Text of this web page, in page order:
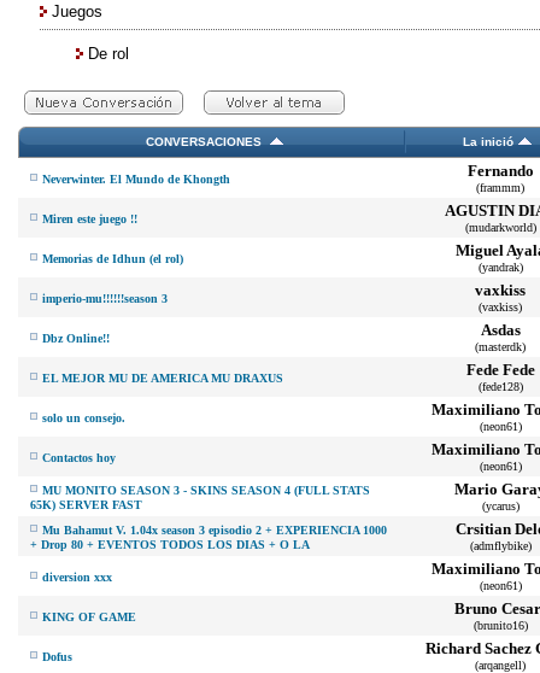
Juegos
De rol
CONVERSACIONES La inició
Neverwinter. El Mundo de Khongth Fernando
(frammm)
Miren este juego !! AGUSTIN
(mudarkworld)
Memorias de Idhun (el rol) Miguel
(yandrak)
imperio-mu!!!!!!season 3 vaxkiss
(vaxkiss)
Dbz Online!! Asdas
(masterdk)
EL MEJOR MU DE AMERICA MU DRAXUS Fede Fede
(fede128)
solo un consejo. Maximiliano
(neon61)
Contactos hoy Maximiliano
(neon61)
MU MONITO SEASON 3 - SKINS SEASON 4 (FULL STATS
65K) SERVER FAST
Mario
(ycarus)
Mu Bahamut V. 1.04x season 3 episodio 2 + EXPERIENCIA 1000
+ Drop 80 + EVENTOS TODOS LOS DIAS + O LA
Crsitian
(admflybike)
diversion xxx Maximiliano
(neon61)
KING OF GAME Bruno
(brunito16)
Dofus Richard Sachez
(arqangell)